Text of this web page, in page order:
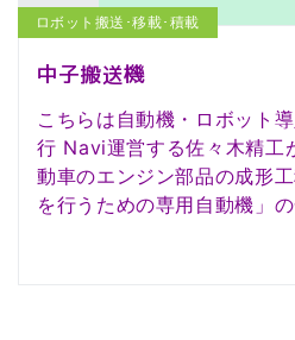
ロボット搬送･移載･積載
中子搬送機
こちらは自動機・ロボット
行 Navi運営する佐々木精工
動車のエンジン部品の成形
を行うための専用自動機」の